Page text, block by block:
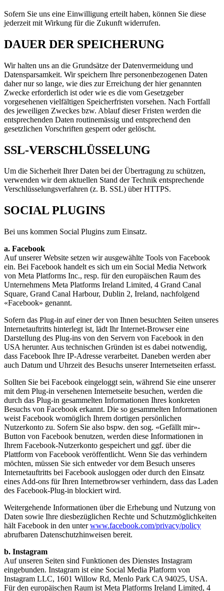
Sofern Sie uns eine Einwilligung erteilt haben, können Sie diese
jederzeit mit Wirkung für die Zukunft widerrufen.
DAUER DER SPEICHERUNG
Wir halten uns an die Grundsätze der Datenvermeidung und
Datensparsamkeit. Wir speichern Ihre personenbezogenen Daten
daher nur so lange, wie dies zur Erreichung der hier genannten
Zwecke erforderlich ist oder wie es die vom Gesetzgeber
vorgesehenen vielfältigen Speicherfristen vorsehen. Nach Fortfall
des jeweiligen Zweckes bzw. Ablauf dieser Fristen werden die
entsprechenden Daten routinemässig und entsprechend den
gesetzlichen Vorschriften gesperrt oder gelöscht.
SSL-VERSCHLÜSSELUNG
Um die Sicherheit Ihrer Daten bei der Übertragung zu schützen,
verwenden wir dem aktuellen Stand der Technik entsprechende
Verschlüsselungsverfahren (z. B. SSL) über HTTPS.
SOCIAL PLUGINS
Bei uns kommen Social Plugins zum Einsatz.
a. Facebook
Auf unserer Website setzen wir ausgewählte Tools von Facebook
ein. Bei Facebook handelt es sich um ein Social Media Network
von Meta Platforms Inc., resp. für den europäischen Raum des
Unternehmens Meta Platforms Ireland Limited, 4 Grand Canal
Square, Grand Canal Harbour, Dublin 2, Ireland, nachfolgend
«Facebook» genannt.
Sofern das Plug-in auf einer der von Ihnen besuchten Seiten unseres
Internetauftritts hinterlegt ist, lädt Ihr Internet-Browser eine
Darstellung des Plug-ins von den Servern von Facebook in den
USA herunter. Aus technischen Gründen ist es dabei notwendig,
dass Facebook Ihre IP-Adresse verarbeitet. Daneben werden aber
auch Datum und Uhrzeit des Besuchs unserer Internetseiten erfasst.
Sollten Sie bei Facebook eingeloggt sein, während Sie eine unserer
mit dem Plug-in versehenen Internetseite besuchen, werden die
durch das Plug-in gesammelten Informationen Ihres konkreten
Besuchs von Facebook erkannt. Die so gesammelten Informationen
weist Facebook womöglich Ihrem dortigen persönlichen
Nutzerkonto zu. Sofern Sie also bspw. den sog. «Gefällt mir»-
Button von Facebook benutzen, werden diese Informationen in
Ihrem Facebook-Nutzerkonto gespeichert und ggf. über die
Plattform von Facebook veröffentlicht. Wenn Sie das verhindern
möchten, müssen Sie sich entweder vor dem Besuch unseres
Internetauftritts bei Facebook ausloggen oder durch den Einsatz
eines Add-ons für Ihren Internetbrowser verhindern, dass das Laden
des Facebook-Plug-in blockiert wird.
Weitergehende Informationen über die Erhebung und Nutzung von
Daten sowie Ihre diesbezüglichen Rechte und Schutzmöglichkeiten
hält Facebook in den unterwww.facebook.com/privacy/policy
abrufbaren Datenschutzhinweisen bereit.
b. Instagram
Auf unseren Seiten sind Funktionen des Dienstes Instagram
eingebunden. Instagram ist eine Social Media Platform von
Instagram LLC, 1601 Willow Rd, Menlo Park CA 94025, USA.
Für den europäischen Raum ist Meta Platforms Ireland Limited, 4